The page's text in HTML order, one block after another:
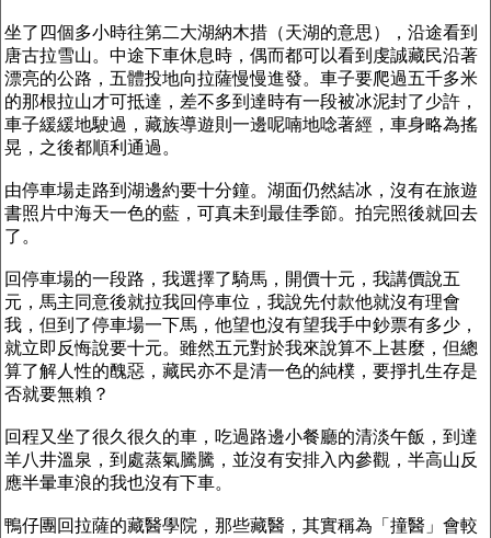
坐了四個多小時往第二大湖納木措（天湖的意思），沿途看到
唐古拉雪山。中途下車休息時，偶而都可以看到虔誠藏民沿著
漂亮的公路，五體投地向拉薩慢慢進發。車子要爬過五千多米
的那根拉山才可抵達，差不多到達時有一段被冰泥封了少許，
車子緩緩地駛過，藏族導遊則一邊呢喃地唸著經，車身略為搖
晃，之後都順利通過。
由停車場走路到湖邊約要十分鐘。湖面仍然結冰，沒有在旅遊
書照片中海天一色的藍，可真未到最佳季節。拍完照後就回去
了。
回停車場的一段路，我選擇了騎馬，開價十元，我講價說五
元，馬主同意後就拉我回停車位，我說先付款他就沒有理會
我，但到了停車場一下馬，他望也沒有望我手中鈔票有多少，
就立即反悔說要十元。雖然五元對於我來說算不上甚麼，但總
算了解人性的醜惡，藏民亦不是清一色的純樸，要掙扎生存是
否就要無賴？
回程又坐了很久很久的車，吃過路邊小餐廳的清淡午飯，到達
羊八井溫泉，到處蒸氣騰騰，並沒有安排入內參觀，半高山反
應半暈車浪的我也沒有下車。
鴨仔團回拉薩的藏醫學院，那些藏醫，其實稱為「撞醫」會較